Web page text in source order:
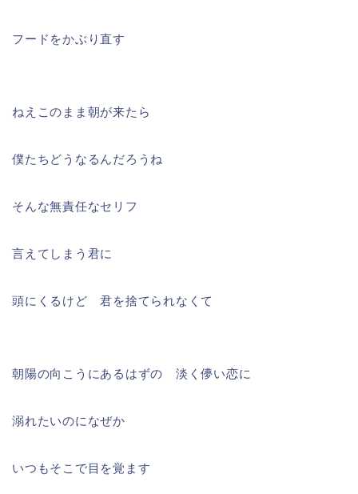
フードをかぶり直す
ねえこのまま朝が来たら
僕たちどうなるんだろうね
そんな無責任なセリフ
言えてしまう君に
頭にくるけど 君を捨てられなくて
朝陽の向こうにあるはずの 淡く儚い恋に
溺れたいのになぜか
いつもそこで目を覚ます